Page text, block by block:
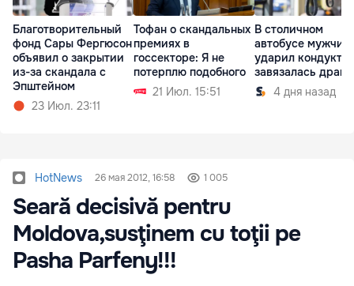
Благотворительный
фонд Сары Фергюсон
объявил о закрытии
из-за скандала с
Эпштейном
23 Июл. 23:11
Тофан о скандальных
премиях в
госсекторе: Я не
потерплю подобного
21 Июл. 15:51
В столичном
автобусе
ударил
завязалась драка
4 дня назад
HotNews 26 мая 2012, 16:58 1 005
Seară decisivă pentru
Moldova,susţinem cu toţii pe
Pasha Parfeny!!!